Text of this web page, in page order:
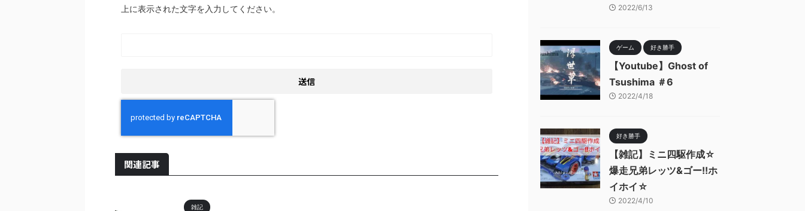
上に表示された文字を入力してください。
関連記事
雑記
2022/6/13
ゲーム 好き勝手
【Youtube】Ghost of
Tsushima ＃6
2022/4/18
好き勝手
【雑記】ミニ四駆作成☆
爆走兄弟レッツ&ゴー!!ホ
イホイ☆
2022/4/10